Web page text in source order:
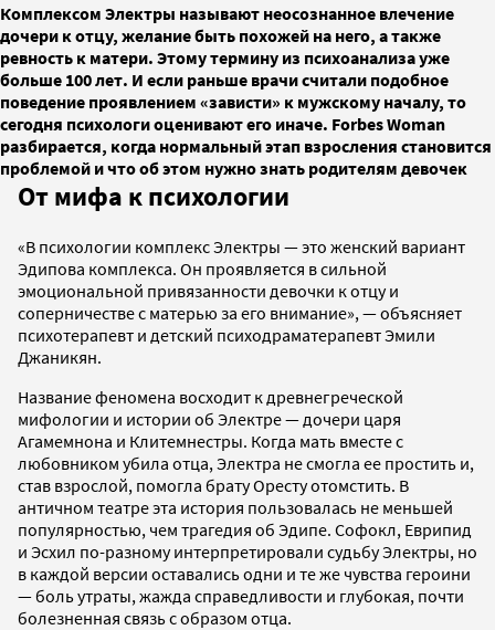
Комплексом Электры называют неосознанное влечение
дочери к отцу, желание быть похожей на него, а также
ревность к матери. Этому термину из психоанализа уже
больше 100 лет. И если раньше врачи считали подобное
поведение проявлением «зависти» к мужскому началу, то
сегодня психологи оценивают его иначе. Forbes Woman
разбирается, когда нормальный этап взросления становится
проблемой и что об этом нужно знать родителям девочек
От мифа к психологии
«В психологии комплекс Электры — это женский вариант
Эдипова комплекса. Он проявляется в сильной
эмоциональной привязанности девочки к отцу и
соперничестве с матерью за его внимание», — объясняет
психотерапевт и детский психодраматерапевт Эмили
Джаникян.
Название феномена восходит к древнегреческой
мифологии и истории об Электре — дочери царя
Агамемнона и Клитемнестры. Когда мать вместе с
любовником убила отца, Электра не смогла ее простить и,
став взрослой, помогла брату Оресту отомстить. В
античном театре эта история пользовалась не меньшей
популярностью, чем трагедия об Эдипе. Софокл, Еврипид
и Эсхил по-разному интерпретировали судьбу Электры, но
в каждой версии оставались одни и те же чувства героини
— боль утраты, жажда справедливости и глубокая, почти
болезненная связь с образом отца.